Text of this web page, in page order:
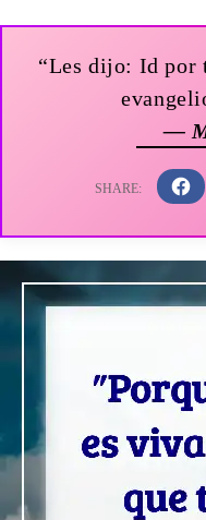
“Les dijo: Id por
—